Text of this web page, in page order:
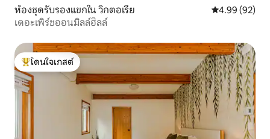
ห้องชุดรับรองแขกใน วิกตอเรีย คะแนนเฉลี่ย
4.99 (92)
เดอะเพิร์ชออนมิลล์ฮิลล์
โดนใจเกสต์ที่สุด
โดนใจเกสต์